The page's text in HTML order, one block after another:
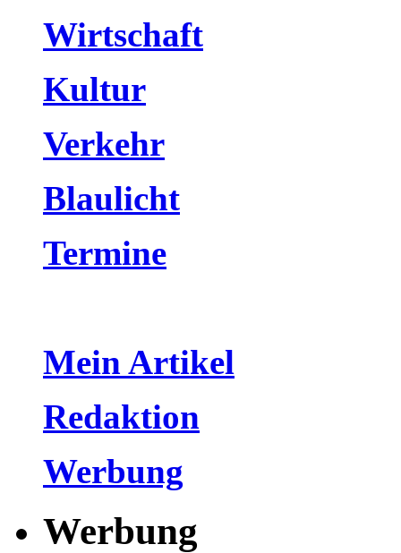
Wirtschaft
Kultur
Verkehr
Blaulicht
Termine
Mein Artikel
Redaktion
Werbung
Werbung